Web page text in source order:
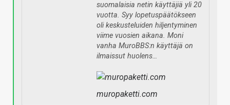
suomalaisia netin käyttäjiä yli 20
vuotta. Syy lopetuspäätökseen
oli keskusteluiden hiljentyminen
viime vuosien aikana. Moni
vanha MuroBBS:n käyttäjä on
ilmaissut huolens…
muropaketti.com